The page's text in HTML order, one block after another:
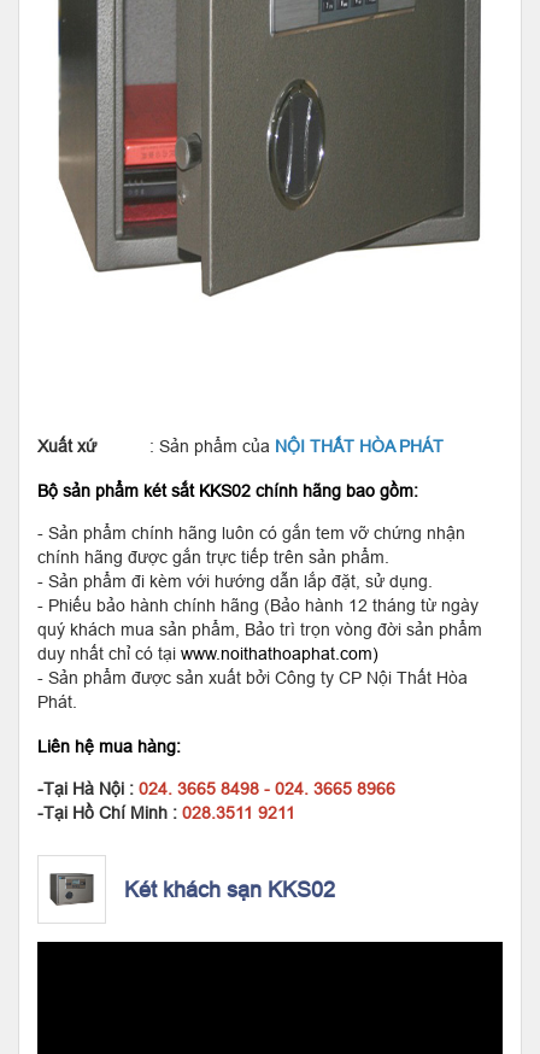
Xuất xứ: Sản phẩm của NỘI THẤT HÒA PHÁT
Bộ sản phẩm két sắt KKS02 chính hãng bao gồm:
- Sản phẩm chính hãng luôn có gắn tem vỡ chứng nhận
chính hãng được gắn trực tiếp trên sản phẩm.
- Sản phẩm đi kèm với hướng dẫn lắp đặt, sử dụng.
- Phiếu bảo hành chính hãng (Bảo hành 12 tháng từ ngày
quý khách mua sản phẩm, Bảo trì trọn vòng đời sản phẩm
duy nhất chỉ có tại www.noithathoaphat.com)
- Sản phẩm được sản xuất bởi Công ty CP Nội Thất Hòa
Phát.
Liên hệ mua hàng:
-Tại Hà Nội : 024. 3665 8498 - 024. 3665 8966
-Tại Hồ Chí Minh : 028.3511 9211
Két khách sạn KKS02